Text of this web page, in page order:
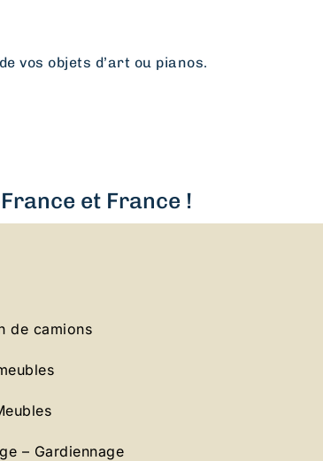
vos objets d’art ou pianos.
et France !
de camions
– Gardiennage